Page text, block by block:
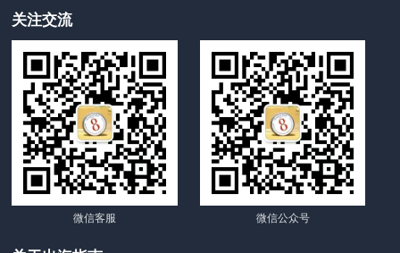
关注交流
微信客服 微信公众号